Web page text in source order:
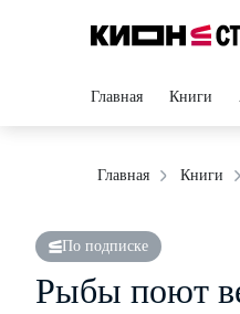
Главная Книги
Главная Книги
По подписке
Рыбы поют